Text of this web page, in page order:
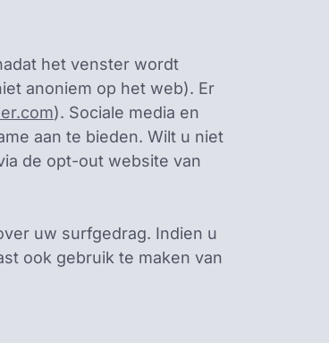
het venster wordt
anoniem op het web). Er
). Sociale media en
aan te bieden. Wilt u niet
de opt-out website van
uw surfgedrag. Indien u
ook gebruik te maken van